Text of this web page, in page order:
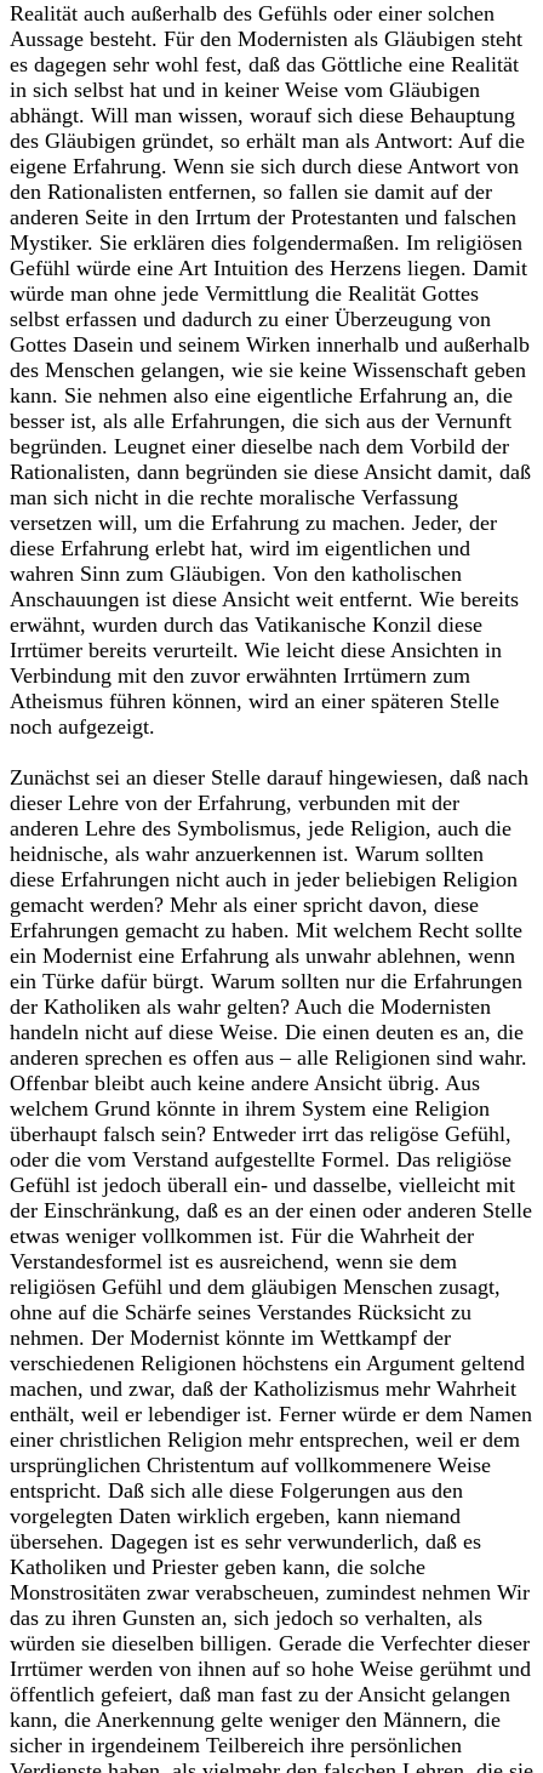
Realität auch außerhalb des Gefühls oder einer solchen
Aussage besteht. Für den Modernisten als Gläubigen steht
es dagegen sehr wohl fest, daß das Göttliche eine Realität
in sich selbst hat und in keiner Weise vom Gläubigen
abhängt. Will man wissen, worauf sich diese Behauptung
des Gläubigen gründet, so erhält man als Antwort: Auf die
eigene Erfahrung. Wenn sie sich durch diese Antwort von
den Rationalisten entfernen, so fallen sie damit auf der
anderen Seite in den Irrtum der Protestanten und falschen
Mystiker. Sie erklären dies folgendermaßen. Im religiösen
Gefühl würde eine Art Intuition des Herzens liegen. Damit
würde man ohne jede Vermittlung die Realität Gottes
selbst erfassen und dadurch zu einer Überzeugung von
Gottes Dasein und seinem Wirken innerhalb und außerhalb
des Menschen gelangen, wie sie keine Wissenschaft geben
kann. Sie nehmen also eine eigentliche Erfahrung an, die
besser ist, als alle Erfahrungen, die sich aus der Vernunft
begründen. Leugnet einer dieselbe nach dem Vorbild der
Rationalisten, dann begründen sie diese Ansicht damit, daß
man sich nicht in die rechte moralische Verfassung
versetzen will, um die Erfahrung zu machen. Jeder, der
diese Erfahrung erlebt hat, wird im eigentlichen und
wahren Sinn zum Gläubigen. Von den katholischen
Anschauungen ist diese Ansicht weit entfernt. Wie bereits
erwähnt, wurden durch das Vatikanische Konzil diese
Irrtümer bereits verurteilt. Wie leicht diese Ansichten in
Verbindung mit den zuvor erwähnten Irrtümern zum
Atheismus führen können, wird an einer späteren Stelle
noch aufgezeigt.
Zunächst sei an dieser Stelle darauf hingewiesen, daß nach
dieser Lehre von der Erfahrung, verbunden mit der
anderen Lehre des Symbolismus, jede Religion, auch die
heidnische, als wahr anzuerkennen ist. Warum sollten
diese Erfahrungen nicht auch in jeder beliebigen Religion
gemacht werden? Mehr als einer spricht davon, diese
Erfahrungen gemacht zu haben. Mit welchem Recht sollte
ein Modernist eine Erfahrung als unwahr ablehnen, wenn
ein Türke dafür bürgt. Warum sollten nur die Erfahrungen
der Katholiken als wahr gelten? Auch die Modernisten
handeln nicht auf diese Weise. Die einen deuten es an, die
anderen sprechen es offen aus – alle Religionen sind wahr.
Offenbar bleibt auch keine andere Ansicht übrig. Aus
welchem Grund könnte in ihrem System eine Religion
überhaupt falsch sein? Entweder irrt das religöse Gefühl,
oder die vom Verstand aufgestellte Formel. Das religiöse
Gefühl ist jedoch überall ein- und dasselbe, vielleicht mit
der Einschränkung, daß es an der einen oder anderen Stelle
etwas weniger vollkommen ist. Für die Wahrheit der
Verstandesformel ist es ausreichend, wenn sie dem
religiösen Gefühl und dem gläubigen Menschen zusagt,
ohne auf die Schärfe seines Verstandes Rücksicht zu
nehmen. Der Modernist könnte im Wettkampf der
verschiedenen Religionen höchstens ein Argument geltend
machen, und zwar, daß der Katholizismus mehr Wahrheit
enthält, weil er lebendiger ist. Ferner würde er dem Namen
einer christlichen Religion mehr entsprechen, weil er dem
ursprünglichen Christentum auf vollkommenere Weise
entspricht. Daß sich alle diese Folgerungen aus den
vorgelegten Daten wirklich ergeben, kann niemand
übersehen. Dagegen ist es sehr verwunderlich, daß es
Katholiken und Priester geben kann, die solche
Monstrositäten zwar verabscheuen, zumindest nehmen Wir
das zu ihren Gunsten an, sich jedoch so verhalten, als
würden sie dieselben billigen. Gerade die Verfechter dieser
Irrtümer werden von ihnen auf so hohe Weise gerühmt und
öffentlich gefeiert, daß man fast zu der Ansicht gelangen
kann, die Anerkennung gelte weniger den Männern, die
sicher in irgendeinem Teilbereich ihre persönlichen